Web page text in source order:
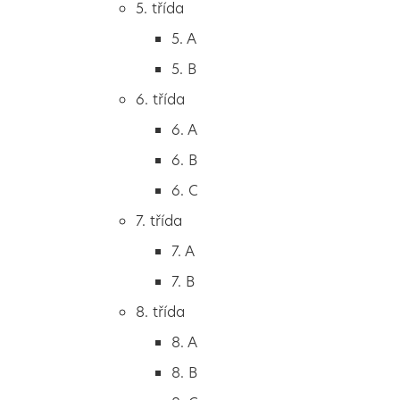
2. B
3. A
4. A
5. A
5. třída
5. A
5. B
6. třída
6. A
6. B
6. C
7. třída
7. A
7. B
8. třída
8. A
8. B